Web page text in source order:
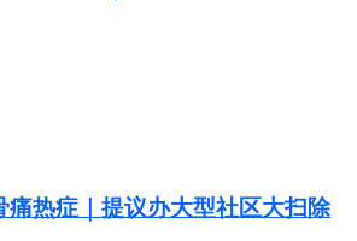
痛热症｜提议办大型社区大扫除